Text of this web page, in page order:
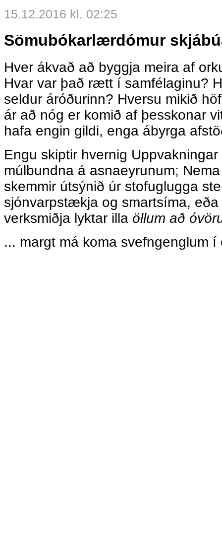
15.12.2016 kl. 02:25
Sömubókarlærdómur
Hver ákvað að byggja meira af
Hvar var það rætt í samfélaginu?
seldur áróðurinn? Hversu mikið
ár að nóg er komið af þesskonar
hafa engin gildi, enga ábyrga
Engu skiptir hvernig
múlbundna á asnaeyrunum;
skemmir útsýnið úr stofuglugga
sjónvarpstækja og smartsíma,
verksmiðja lyktar illa öllum að
... margt má koma svefngenglum í